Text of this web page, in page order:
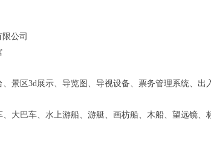
公司
景区3d展示、导览图、导视设备、票务管理系统、出
大巴车、水上游船、游艇、画枋船、木船、望远镜、